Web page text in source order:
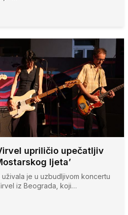
upriličio upečatljiv
ljeta’
je u uzbudljivom koncertu
iz Beograda, koji…